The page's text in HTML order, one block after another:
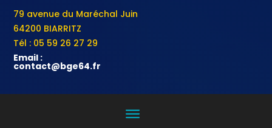
79 avenue du Maréchal Juin
64200 BIARRITZ
Tél : 05 59 26 27 29
Email :
contact@bge64.fr